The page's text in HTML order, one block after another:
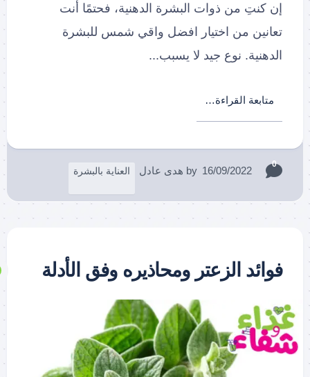
إن كنتِ من ذوات البشرة الدهنية، فحتمًا أنت
تعانين من اختيار افضل واقي شمس للبشرة
الدهنية. نوع جيد لا يسبب...
متابعة القراءة…
16/09/2022
by هدى عادل العناية بالبشرة
0
فوائد الزعتر ومحاذيره وفق الأدلة